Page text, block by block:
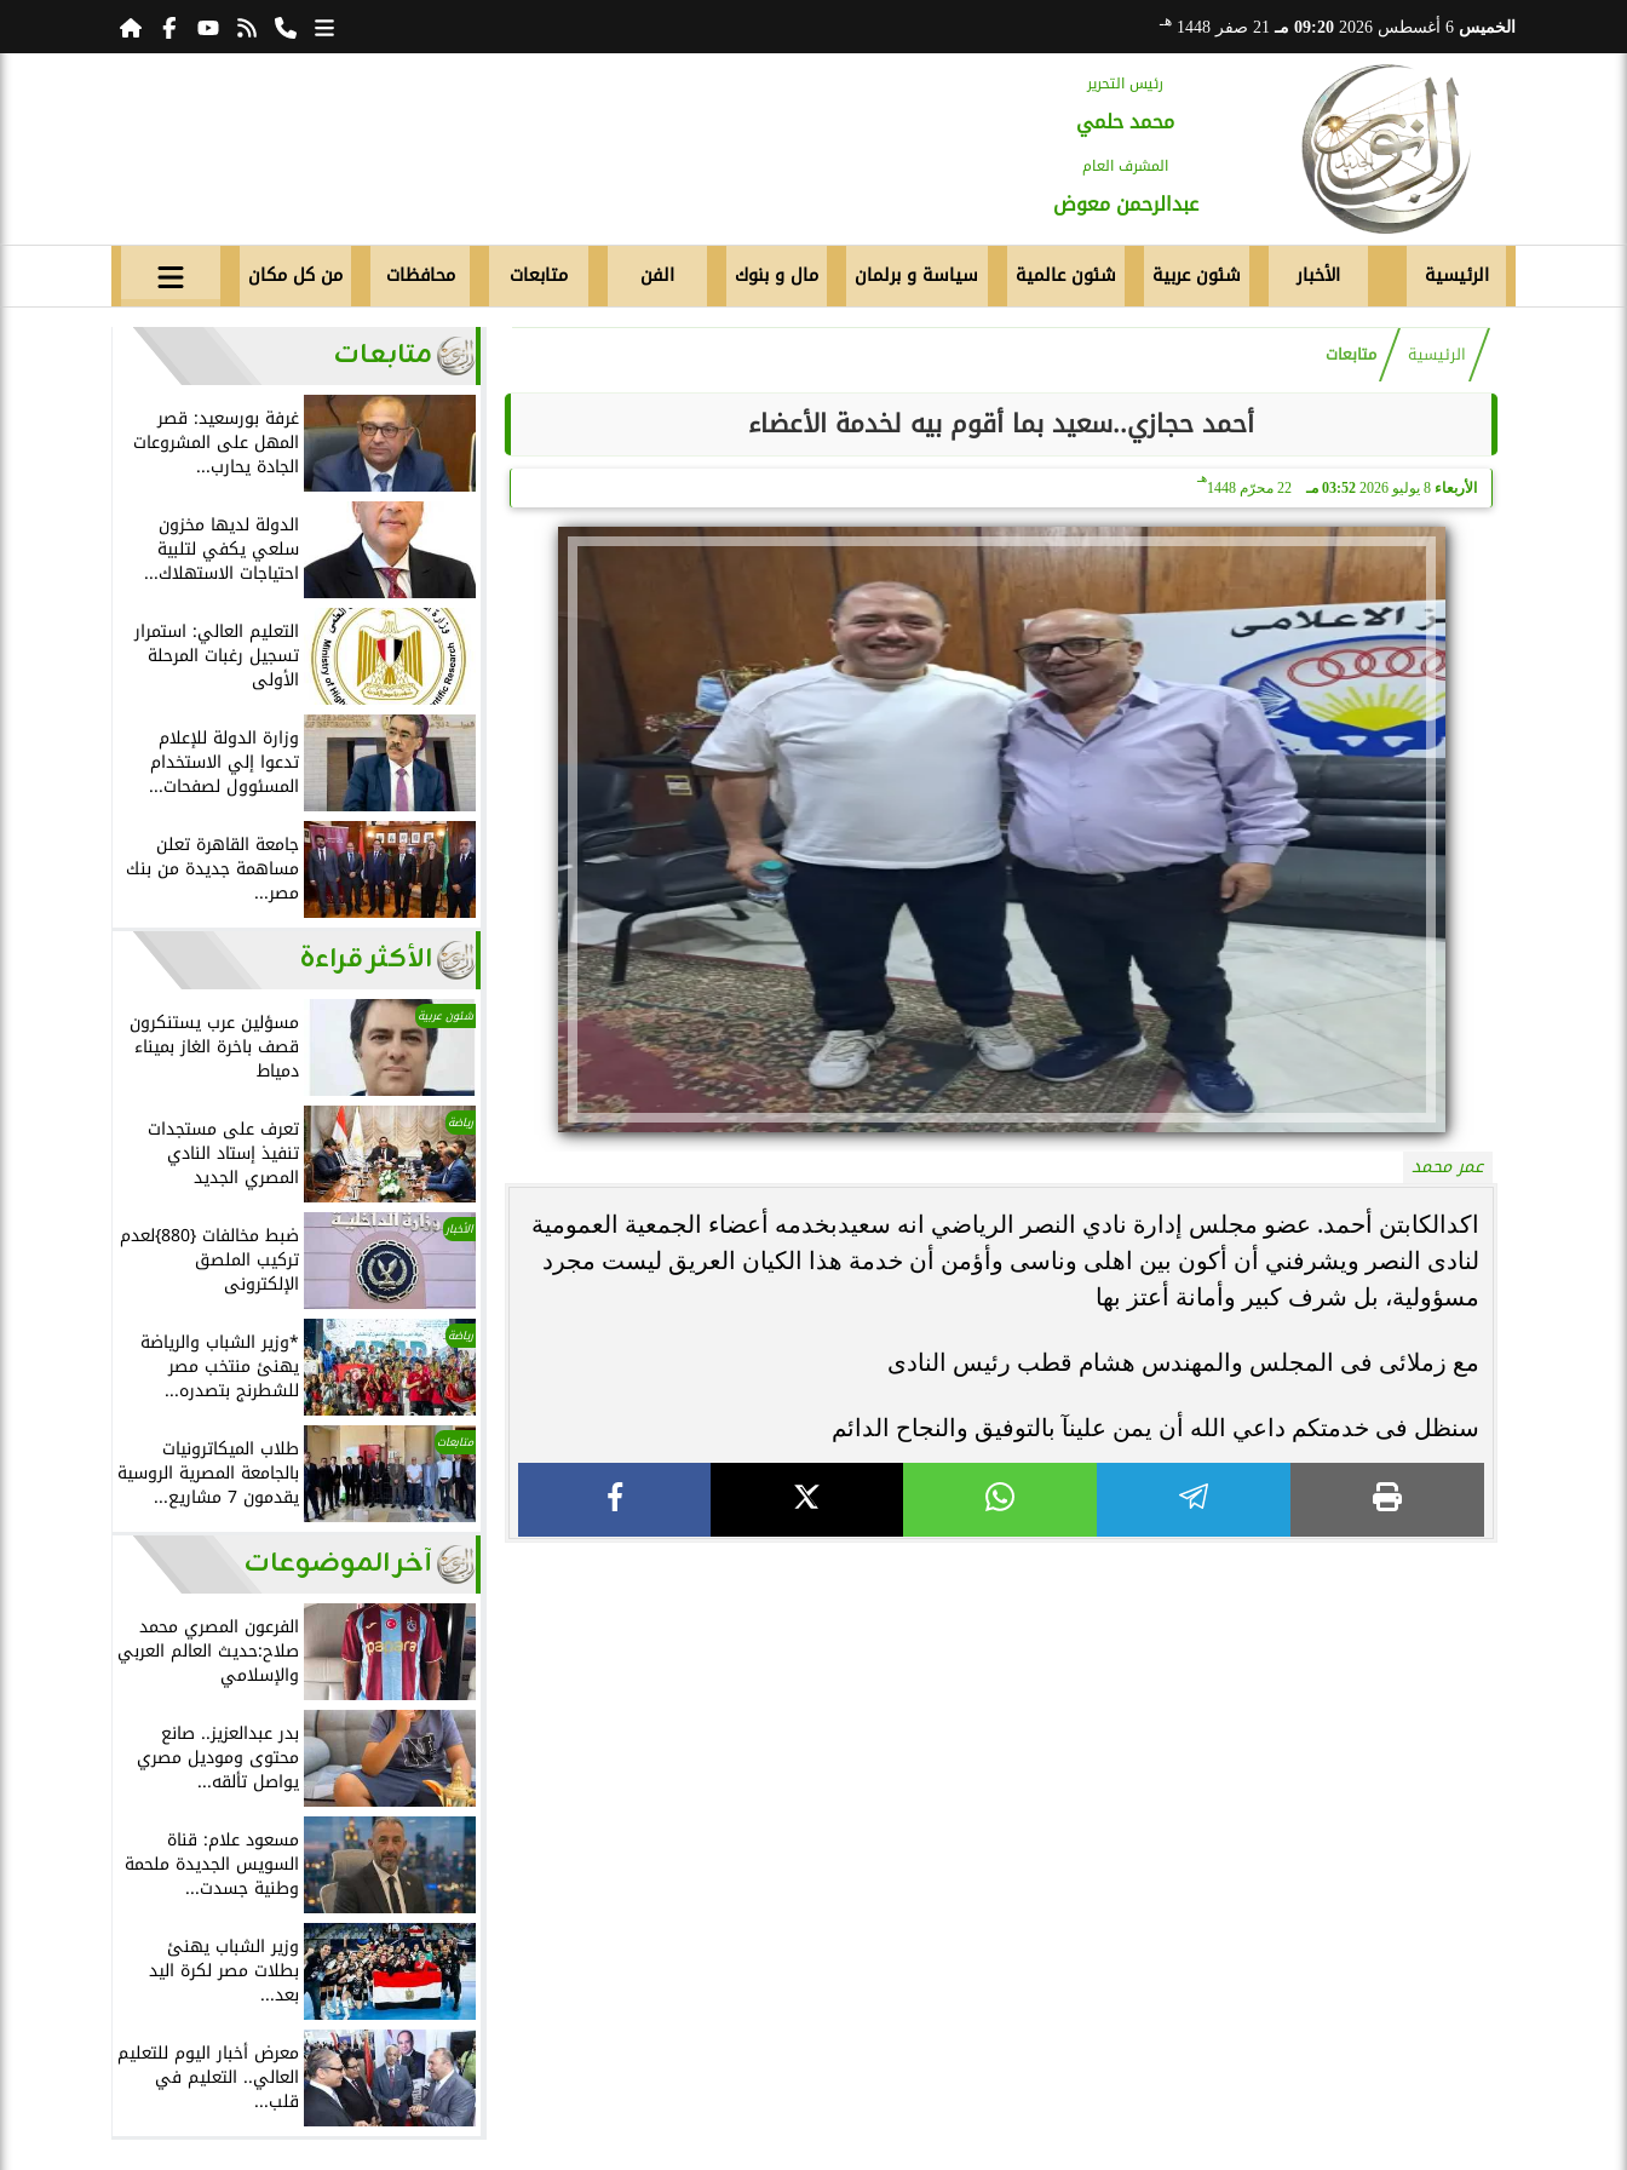
الخميس 09:20 مـ 21 صفر 1448 هـ
رئيس التحرير
محمد حلمي
المشرف العام
عبدالرحمن معوض
الرئيسية الأخبار شئون عربية شئون عالمية سياسة و برلمان مال و بنوك الفن متابعات محافظات من كل مكان
الرئيسية متابعات
أحمد حجازي..سعيد بما أقوم بيه لخدمة الأعضاء
الأربعاء 8 يوليو 2026 03:52 مـ 22 محرّم 1448
هـ
عمر محمد
اكدالكابتن أحمد. عضو مجلس إدارة نادي النصر الرياضي انه سعيدبخدمه أعضاء الجمعية العمومية
لنادى النصر ويشرفني أن أكون بين اهلى وناسى وأؤمن أن خدمة هذا الكيان العريق ليست مجرد
مسؤولية، بل شرف كبير وأمانة أعتز بها
مع زملائى فى المجلس والمهندس هشام قطب رئيس النادى
سنظل فى خدمتكم داعي الله أن يمن علينآ بالتوفيق والنجاح الدائم
متابعات
غرفة بورسعيد: قصر
المهل على المشروعات
الجادة يحارب...
الدولة لديها مخزون
سلعي يكفي لتلبية
احتياجات الاستهلاك...
التعليم العالي: استمرار
تسجيل رغبات المرحلة
الأولى
وزارة الدولة للإعلام
تدعوا إلي الاستخدام
المسئوول لصفحات...
جامعة القاهرة تعلن
مساهمة جديدة من بنك
مصر...
الأكثر قراءة
شئون عربية مسؤلين عرب يستنكرون
قصف باخرة الغاز بميناء
دمياط
رياضة تعرف على مستجدات
تنفيذ إستاد النادي
المصري الجديد
الأخبار ضبط مخالفات {880}لعدم
تركيب الملصق
الإلكترونى
رياضة *وزير الشباب والرياضة
يهنئ منتخب مصر
للشطرنج بتصدره...
متابعات طلاب الميكاترونيات
بالجامعة المصرية الروسية
يقدمون 7 مشاريع...
آخر الموضوعات
الفرعون المصري محمد
صلاح:حديث العالم العربي
والإسلامي
بدر عبدالعزيز.. صانع
محتوى وموديل مصري
يواصل تألقه...
مسعود علام: قناة
السويس الجديدة ملحمة
وطنية جسدت...
وزير الشباب يهنئ
بطلات مصر لكرة اليد
بعد...
معرض أخبار اليوم للتعليم
العالي.. التعليم في
قلب...